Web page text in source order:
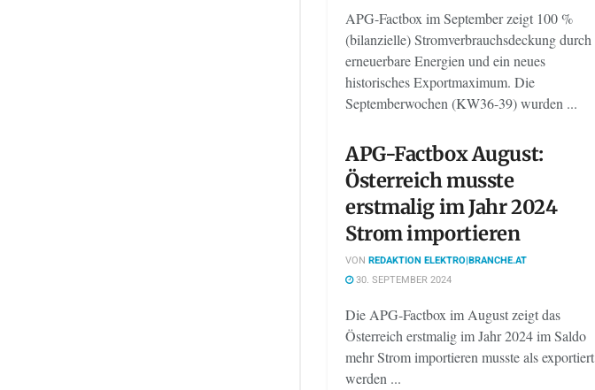
APG-Factbox im September zeigt 100 %
(bilanzielle) Stromverbrauchsdeckung durch
erneuerbare Energien und ein neues
historisches Exportmaximum. Die
Septemberwochen (KW36-39) wurden ...
APG-Factbox August:
Österreich musste
erstmalig im Jahr 2024
Strom importieren
VON REDAKTION ELEKTRO|BRANCHE.AT
30. SEPTEMBER 2024
Die APG-Factbox im August zeigt das
Österreich erstmalig im Jahr 2024 im Saldo
mehr Strom importieren musste als exportiert
werden ...